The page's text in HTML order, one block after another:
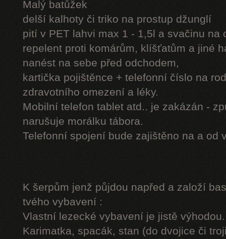
Malý batůžek
delší kalhoty či triko na prostup džunglí
pití v PET lahvi max 1 - 1,5l a svačinu na
repelent proti komárům, klíšťatům a jiné
nanést na sebe před odchodem,
kartička pojištěnce + telefonní číslo na
zdravotního omezení a léky.
Mobilní telefon tablet atd.. je zakázán -
narušuje morálku tábora.
Telefonní spojení bude zajištěno na a od
K šerpům jenž půjdou napřed a založí
tvého vybavení :
Vlastní lezecké vybavení je jistě výhodou.
Karimatka, spacák, stan (do dvojice či